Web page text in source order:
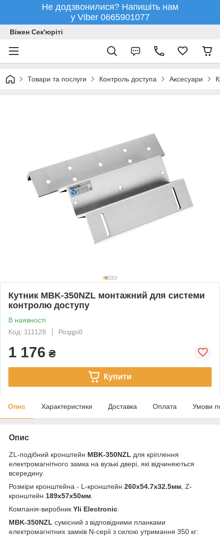
Не додзвонилися? Напишіть нам
у Viber 0665901077
Віжен Сек'юріті
Товари та послуги Контроль доступа Аксесуари
Кутник MBK-350NZL монтажний для системи
контролю доступу
В наявності
Код: 111128
Роздріб
1 176 ₴
Купити
Опис Характеристики Доставка Оплата Умови
Опис
ZL-подібний кронштейн MBK-350NZL для кріплення
електромагнітного замка на вузькі двері, які відчиняються
всередину.
Розміри кронштейна - L-кронштейн 260x54.7x32.5мм , Z-
кронштейн 189x57x50мм
Компанія-виробник Yli Electronic
MBK-350NZL сумісний з відповідними планками
електромагнітних замків N-серії з силою утримання 350 кг: